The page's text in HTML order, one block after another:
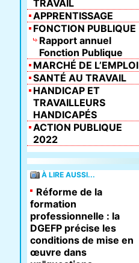
TRAVAIL
APPRENTISSAGE
FONCTION PUBLIQUE
Rapport annuel
Fonction Publique
MARCHÉ DE L’EMPLOI
SANTÉ AU TRAVAIL
HANDICAP ET
TRAVAILLEURS
HANDICAPÉS
ACTION PUBLIQUE
2022
À LIRE AUSSI...
Réforme de la
formation
professionnelle : la
DGEFP précise les
conditions de mise en
œuvre dans